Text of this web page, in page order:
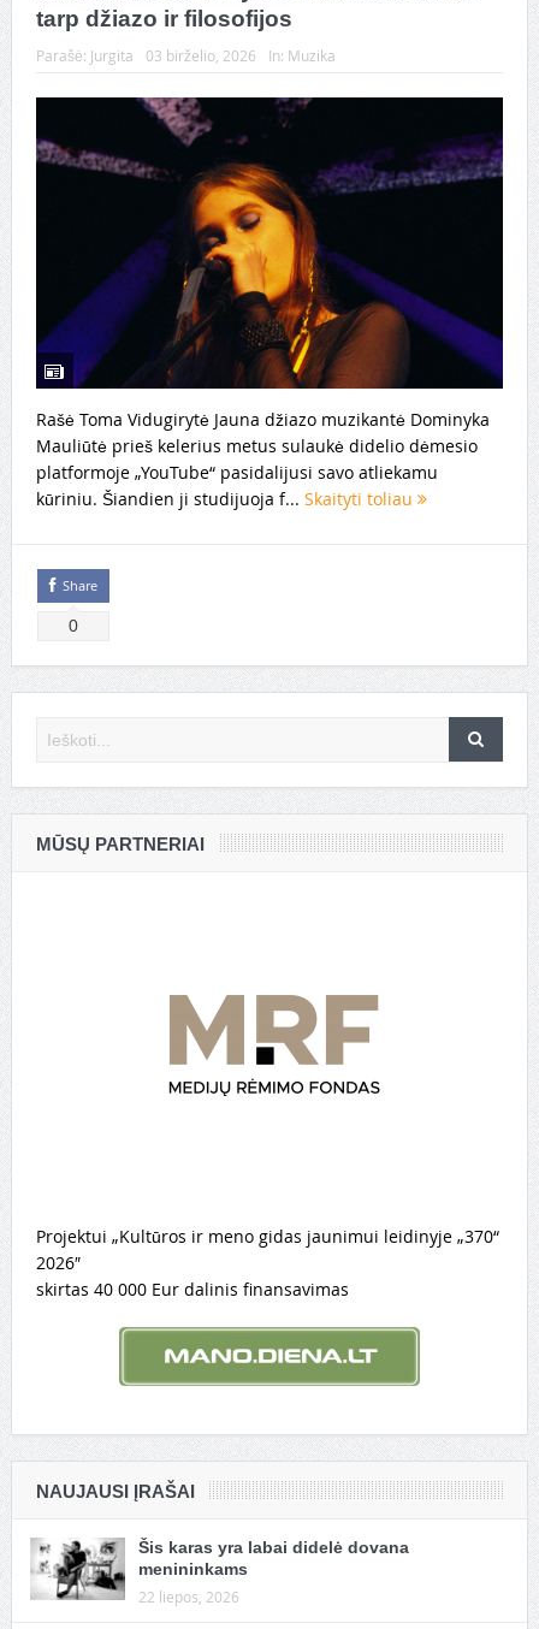
tarp džiazo ir filosofijos
Parašė: Jurgita 03 birželio, 2026 In: Muzika
Rašė Toma Vidugirytė Jauna džiazo muzikantė Dominyka
Mauliūtė prieš kelerius metus sulaukė didelio dėmesio
platformoje „YouTube“ pasidalijusi savo atliekamu
kūriniu. Šiandien ji studijuoja f... Skaityti toliau
Share
0
MŪSŲ PARTNERIAI
Projektui „Kultūros ir meno gidas jaunimui leidinyje „370“
2026″
skirtas 40 000 Eur dalinis finansavimas
NAUJAUSI ĮRAŠAI
Šis karas yra labai didelė dovana
menininkams
22 liepos, 2026